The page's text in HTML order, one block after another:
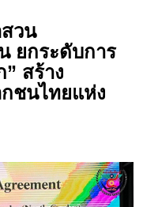
วน
ยกระดับการ
สร้าง
ชนไทยแห่ง